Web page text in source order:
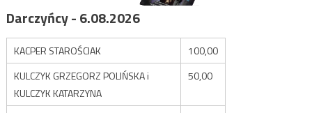
Darczyńcy - 6.08.2026
KACPER STAROŚCIAK
100,00
KULCZYK GRZEGORZ POLIŃSKA i
KULCZYK KATARZYNA
50,00